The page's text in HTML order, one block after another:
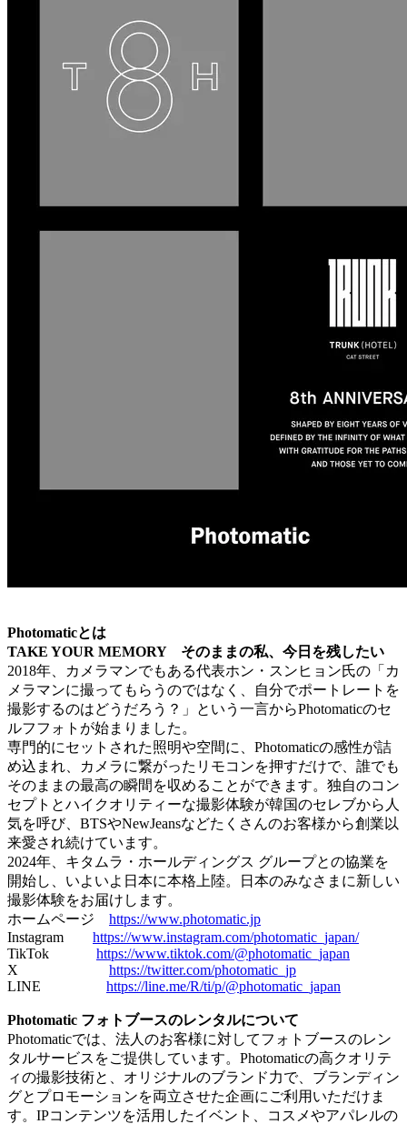
Photomaticとは
TAKE YOUR MEMORY そのままの私、今日を残したい
2018年、カメラマンでもある代表ホン・スンヒョン氏の「カ
メラマンに撮ってもらうのではなく、自分でポートレートを
撮影するのはどうだろう？」という一言からPhotomaticのセ
ルフフォトが始まりました。
専門的にセットされた照明や空間に、Photomaticの感性が詰
め込まれ、カメラに繋がったリモコンを押すだけで、誰でも
そのままの最高の瞬間を収めることができます。独自のコン
セプトとハイクオリティーな撮影体験が韓国のセレブから人
気を呼び、BTSやNewJeansなどたくさんのお客様から創業以
来愛され続けています。
2024年、キタムラ・ホールディングス グループとの協業を
開始し、いよいよ日本に本格上陸。日本のみなさまに新しい
撮影体験をお届けします。
ホームページ https://www.photomatic.jp
Instagram https://www.instagram.com/photomatic_japan/
TikTok https://www.tiktok.com/@photomatic_japan
X https://twitter.com/photomatic_jp
LINE https://line.me/R/ti/p/@photomatic_japan
Photomatic フォトブースのレンタルについて
Photomaticでは、法人のお客様に対してフォトブースのレン
タルサービスをご提供しています。Photomaticの高クオリテ
ィの撮影技術と、オリジナルのブランド力で、ブランディン
グとプロモーションを両立させた企画にご利用いただけま
す。IPコンテンツを活用したイベント、コスメやアパレルの